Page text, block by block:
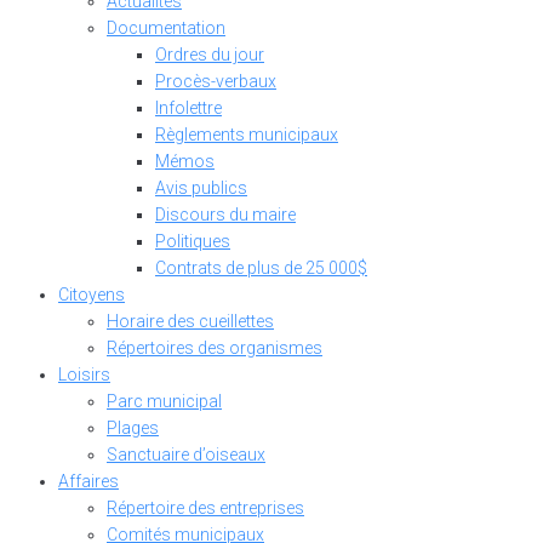
Documentation
Ordres du jour
Procès-verbaux
Infolettre
Règlements municipaux
Mémos
Avis publics
Discours du maire
Politiques
Contrats de plus de 25 000$
Citoyens
Horaire des cueillettes
Répertoires des organismes
Loisirs
Parc municipal
Plages
Sanctuaire d’oiseaux
Affaires
Répertoire des entreprises
Comités municipaux